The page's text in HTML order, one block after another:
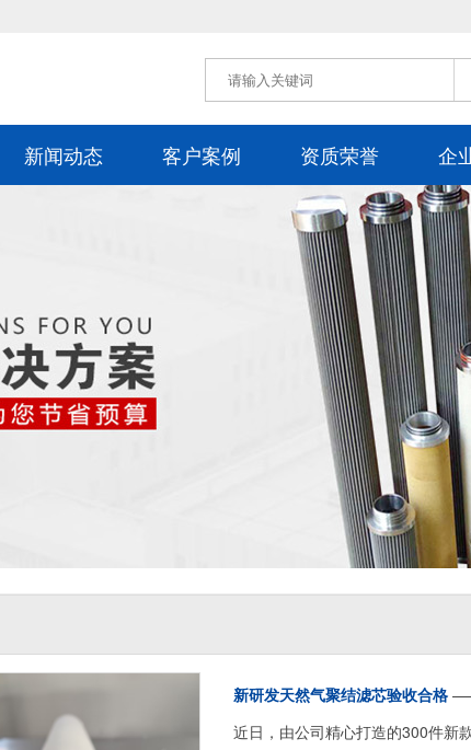
新闻动态 客户案例 资质荣誉 企
新研发天然气聚结滤芯验收合格
近日，由公司精心打造的300件新